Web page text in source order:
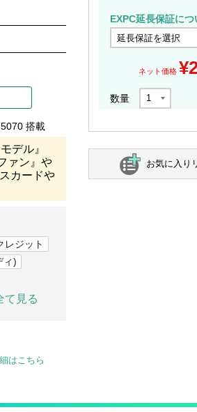
搭載
デル』
ァン』や
カードや
レジット
ィ)
て見る
はこちら
EXPC延長保証につ
ネット価格 ¥
数量
お気に入り